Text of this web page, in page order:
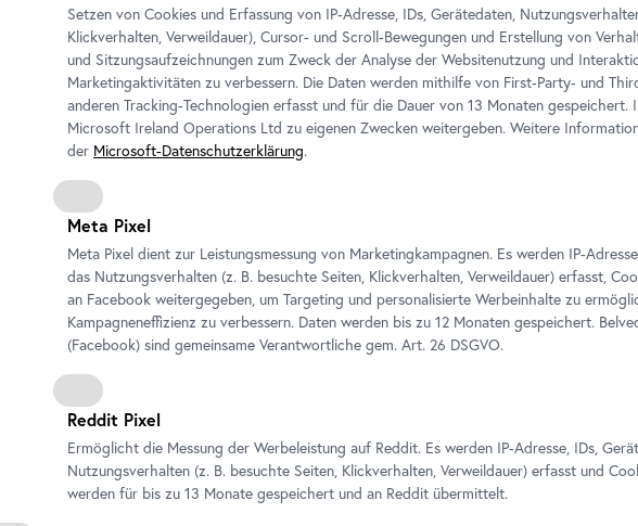
Maria Hahnenkamp bei der Arbeit an einer Wandbohrung für
die Ausstellung "Die Macht des Ornaments", 2009
Foto: Rudi Hemetsberger © Bildrecht, Wien 2025
fototechnischen
hinterfragen, inhaltlich zu
und in der Nacht kam die
Durch das alltägliche
Medium und Strategie einer
männlichen Blick und
ihrer künstlerischen Praxis
seine produktions- und
gesellschaftlichen Normen
kritisieren. Die Künstlerin
entgegenzuarbeiten“. Sie
Unbewusste – das dahinter
Setzen von Cookies und Erfassung von IP-Adresse, IDs, Gerätedaten,
Klickverhalten, Verweildauer), Cursor- und Scroll-Bewegungen und Erstellung von
und Sitzungsaufzeichnungen zum Zweck der Analyse der Websitenutzung und
Marketingaktivitäten zu verbessern. Die Daten werden mithilfe von First-Party- und
anderen Tracking-Technologien erfasst und für die Dauer von 13 Monaten gespeichert.
Microsoft Ireland Operations Ltd zu eigenen Zwecken weitergeben. Weitere
der Microsoft-Datenschutzerklärung.
Meta Pixel
Meta Pixel dient zur Leistungsmessung von Marketingkampagnen. Es werden IP-
das Nutzungsverhalten (z. B. besuchte Seiten, Klickverhalten, Verweildauer) erfasst,
an Facebook weitergegeben, um Targeting und personalisierte Werbeinhalte zu
Kampagneneffizienz zu verbessern. Daten werden bis zu 12 Monaten gespeichert.
(Facebook) sind gemeinsame Verantwortliche gem. Art. 26 DSGVO.
Reddit Pixel
Ermöglicht die Messung der Werbeleistung auf Reddit. Es werden IP-Adresse, IDs,
Nutzungsverhalten (z. B. besuchte Seiten, Klickverhalten, Verweildauer) erfasst und
werden für bis zu 13 Monate gespeichert und an Reddit übermittelt.